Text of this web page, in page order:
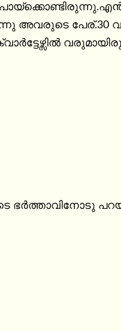
അവരുടെ പേര്.30
ഭർത്താവിനോടു